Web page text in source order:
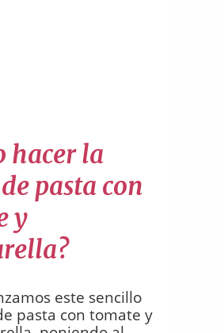
hacer la
pasta con
y
este sencillo
pasta con tomate y